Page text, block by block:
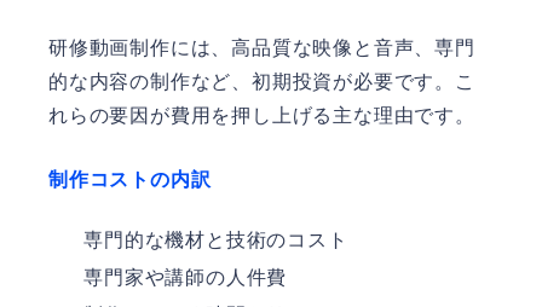
研修動画制作には、高品質な映像と音声、専門
的な内容の制作など、初期投資が必要です。こ
れらの要因が費用を押し上げる主な理由です。
制作コストの内訳
専門的な機材と技術のコスト
専門家や講師の人件費